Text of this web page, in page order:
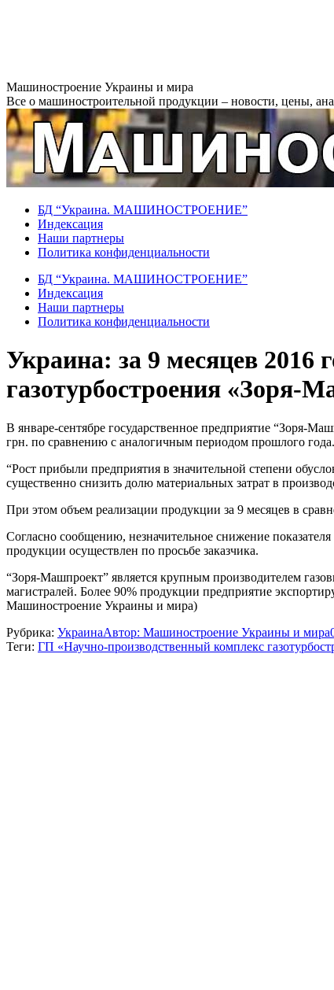
Перейти
к
содержанию
Машиностроение Украины и мира
Все о машиностроительной продукции – новости, цены,
БД “Украина. МАШИНОСТРОЕНИЕ”
Индекcация
Наши партнеры
Политика конфиденциальности
БД “Украина. МАШИНОСТРОЕНИЕ”
Индекcация
Наши партнеры
Политика конфиденциальности
Украина: за 9 месяцев 2016
газотурбостроения «Зоря-
В январе-сентябре государственное предприятие “Зоря-
грн. по сравнению с аналогичным периодом прошлого
“Рост прибыли предприятия в значительной степени
существенно снизить долю материальных затрат в
При этом объем реализации продукции за 9 месяцев в
Согласно сообщению, незначительное снижение показателя
продукции осуществлен по просьбе заказчика.
“Зоря-Машпроект” является крупным производителем
магистралей. Более 90% продукции предприятие
Машиностроение Украины и мира)
Рубрика: УкраинаАвтор: Машиностроение Украины и мира
Теги: ГП «Научно-производственный комплекс